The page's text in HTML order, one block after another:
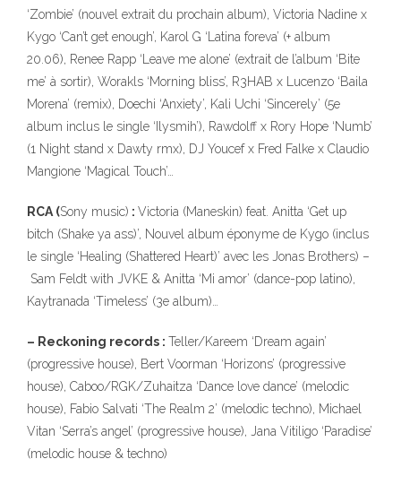
‘Zombie’ (nouvel extrait du prochain album), Victoria Nadine x
Kygo ‘Can’t get enough’, Karol G ‘Latina foreva’ (+ album
20.06), Renee Rapp ‘Leave me alone’ (extrait de l’album ‘Bite
me’ à sortir), Worakls ‘Morning bliss’, R3HAB x Lucenzo ‘Baila
Morena’ (remix), Doechi ‘Anxiety’, Kali Uchi ‘Sincerely’ (5e
album inclus le single ‘Ilysmih’), Rawdolff x Rory Hope ‘Numb’
(1 Night stand x Dawty rmx), DJ Youcef x Fred Falke x Claudio
Mangione ‘Magical Touch’…
RCA (Sony music) : Victoria (Maneskin) feat. Anitta ‘Get up
bitch (Shake ya ass)’, Nouvel album éponyme de Kygo (inclus
le single ‘Healing (Shattered Heart)’ avec les Jonas Brothers) –
Sam Feldt with JVKE & Anitta ‘Mi amor’ (dance-pop latino),
Kaytranada ‘Timeless’ (3e album)…
– Reckoning records : Teller/Kareem ‘Dream again’
(progressive house), Bert Voorman ‘Horizons’ (progressive
house), Caboo/RGK/Zuhaitza ‘Dance love dance’ (melodic
house), Fabio Salvati ‘The Realm 2’ (melodic techno), Michael
Vitan ‘Serra’s angel’ (progressive house), Jana Vitiligo ‘Paradise’
(melodic house & techno)